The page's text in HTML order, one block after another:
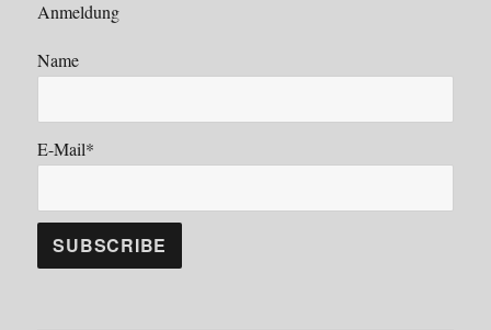
Anmeldung
Name
E-Mail*